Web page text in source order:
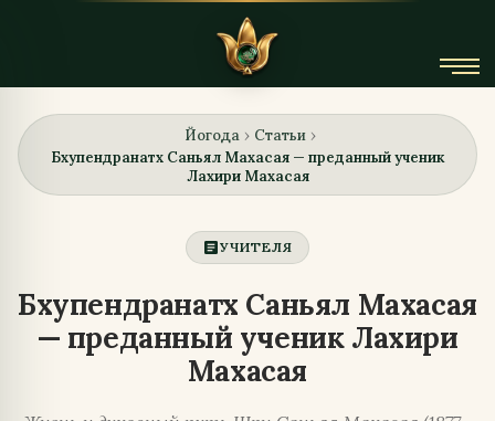
Йогода › Статьи ›
Бхупендранатх Саньял Махасая — преданный ученик
Лахири Махасая
articleУЧИТЕЛЯ
Бхупендранатх Саньял Махасая
— преданный ученик Лахири
Махасая